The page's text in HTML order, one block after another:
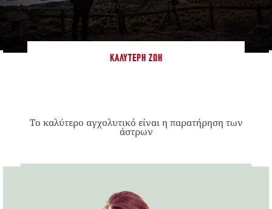
ΚΑΛΎΤΕΡΗ ΖΩΉ
Το καλύτερο αγχολυτικό είναι η παρατήρηση των
άστρων